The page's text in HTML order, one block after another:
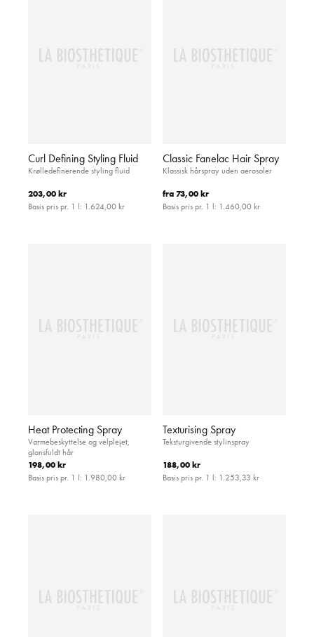
Curl Defining Styling Fluid
Krølledefinerende styling fluid
203,00 kr
Basis pris pr. 1 l: 1.624,00 kr
Classic Fanelac Hair Spray
Klassisk hårspray uden aerosoler
fra 73,00 kr
Basis pris pr. 1 l: 1.460,00 kr
Heat Protecting Spray
Varmebeskyttelse og velplejet,
glansfuldt hår
198,00 kr
Basis pris pr. 1 l: 1.980,00 kr
Texturising Spray
Teksturgivende stylinspray
188,00 kr
Basis pris pr. 1 l: 1.253,33 kr